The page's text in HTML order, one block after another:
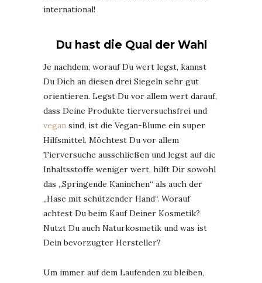
international!
Du hast die Qual der Wahl
Je nachdem, worauf Du wert legst, kannst
Du Dich an diesen drei Siegeln sehr gut
orientieren. Legst Du vor allem wert darauf,
dass Deine Produkte tierversuchsfrei und
vegan sind, ist die Vegan-Blume ein super
Hilfsmittel. Möchtest Du vor allem
Tierversuche ausschließen und legst auf die
Inhaltsstoffe weniger wert, hilft Dir sowohl
das „Springende Kaninchen“ als auch der
„Hase mit schützender Hand“. Worauf
achtest Du beim Kauf Deiner Kosmetik?
Nutzt Du auch Naturkosmetik und was ist
Dein bevorzugter Hersteller?
Um immer auf dem Laufenden zu bleiben,